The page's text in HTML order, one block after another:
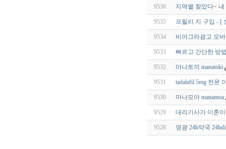
9536 지역별 찾았다~
9535 프릴리 지 구입 - [
9534 비아그라광고 모
9533 빠르고 간단한 방
9532 마나토끼 manatoki
9531 tadalafil 5mg 전문
9530 마나모아 manamoa
9529 대리기사가 미혼
9528 영광 24h약국